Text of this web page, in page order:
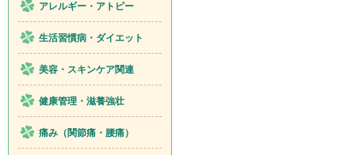
アレルギー・アトピー
生活習慣病・ダイエット
美容・スキンケア関連
健康管理・滋養強壮
痛み（関節痛・腰痛）